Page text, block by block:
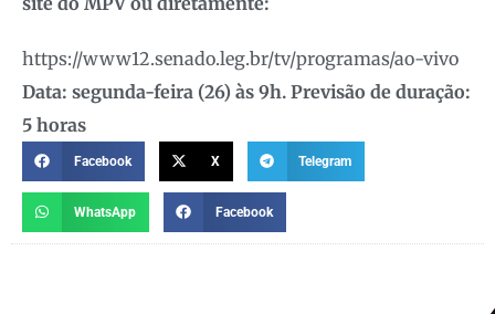
https://www12.senado.leg.br/tv/programas/ao-vivo
Data: segunda-feira (26) às 9h. Previsão de duração:
5 horas
Facebook X Telegram
WhatsApp Facebook